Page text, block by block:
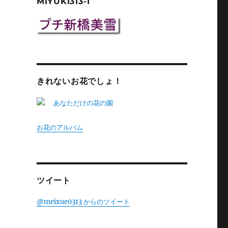
きれないお花でしょ！
お花のアルバム
ツイート
@meixue0313 からのツイート